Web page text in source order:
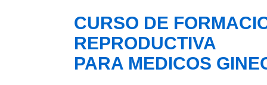
CURSO DE
REPRODUCTIVA
PARA MEDICOS